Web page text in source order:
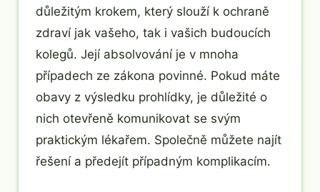
důležitým krokem, který slouží k ochraně
zdraví jak vašeho, tak i vašich budoucích
kolegů. Její absolvování je v mnoha
případech ze zákona povinné. Pokud máte
obavy z výsledku prohlídky, je důležité o
nich otevřeně komunikovat se svým
praktickým lékařem. Společně můžete najít
řešení a předejít případným komplikacím.